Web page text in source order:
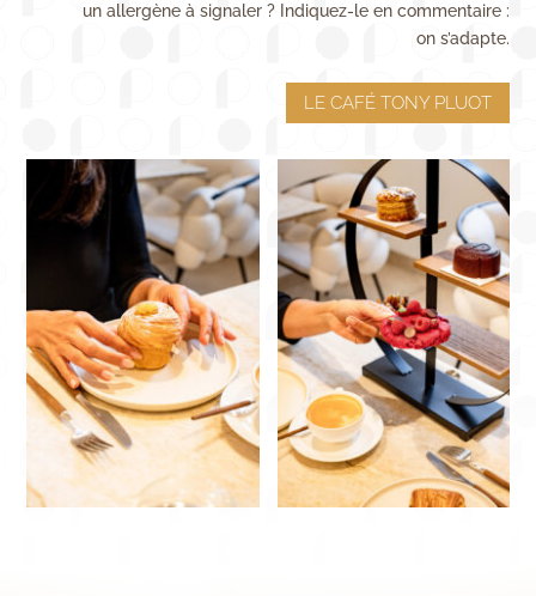
un allergène à signaler ? Indiquez-le en commentaire :
on s’adapte.
LE CAFÉ TONY PLUOT